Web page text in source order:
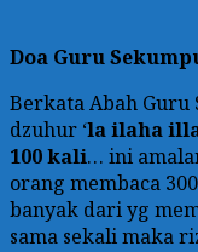
Doa Guru
Berkata Abah Guru
dzuhur ‘la ilaha
100 kali… ini
orang membaca
banyak dari yg
sama sekali maka